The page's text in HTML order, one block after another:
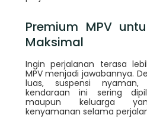
Premium MPV
Maksimal
Ingin perjalanan terasa
MPV menjadi jawabannya.
luas, suspensi
kendaraan ini sering
maupun keluarga
kenyamanan selama